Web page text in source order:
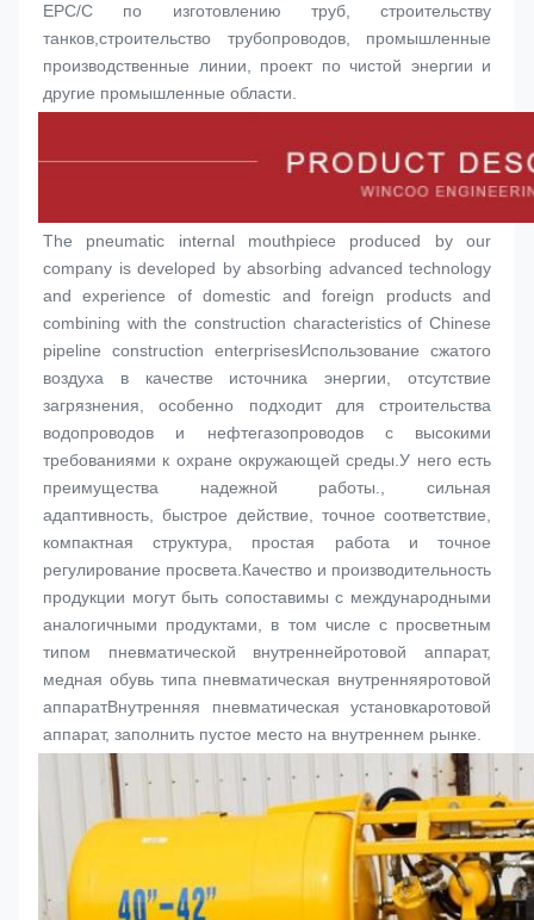
EPC/C по изготовлению труб, строительству
танков,строительство трубопроводов, промышленные
производственные линии, проект по чистой энергии и
другие промышленные области.
The pneumatic internal mouthpiece produced by our
company is developed by absorbing advanced technology
and experience of domestic and foreign products and
combining with the construction characteristics of Chinese
pipeline construction enterprisesИспользование сжатого
воздуха в качестве источника энергии, отсутствие
загрязнения, особенно подходит для строительства
водопроводов и нефтегазопроводов с высокими
требованиями к охране окружающей среды.У него есть
преимущества надежной работы., сильная
адаптивность, быстрое действие, точное соответствие,
компактная структура, простая работа и точное
регулирование просвета.Качество и производительность
продукции могут быть сопоставимы с международными
аналогичными продуктами, в том числе с просветным
типом пневматической внутреннейротовой аппарат,
медная обувь типа пневматическая внутренняяротовой
аппаратВнутренняя пневматическая установкаротовой
аппарат, заполнить пустое место на внутреннем рынке.